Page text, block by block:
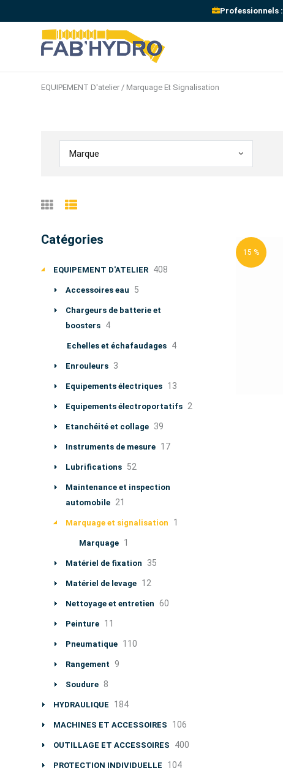
Professionnels :
EQUIPEMENT D'atelier / Marquage Et Signalisation
Marque
15 %
Catégories
EQUIPEMENT D'ATELIER 408
Accessoires eau 5
Chargeurs de batterie et
boosters 4
Echelles et échafaudages 4
Enrouleurs 3
Equipements électriques 13
Equipements électroportatifs 2
Etanchéité et collage 39
Instruments de mesure 17
Lubrifications 52
Maintenance et inspection
automobile 21
Marquage et signalisation 1
Marquage 1
Matériel de fixation 35
Matériel de levage 12
Nettoyage et entretien 60
Peinture 11
Pneumatique 110
Rangement 9
Soudure 8
HYDRAULIQUE 184
MACHINES ET ACCESSOIRES 106
OUTILLAGE ET ACCESSOIRES 400
PROTECTION INDIVIDUELLE 104